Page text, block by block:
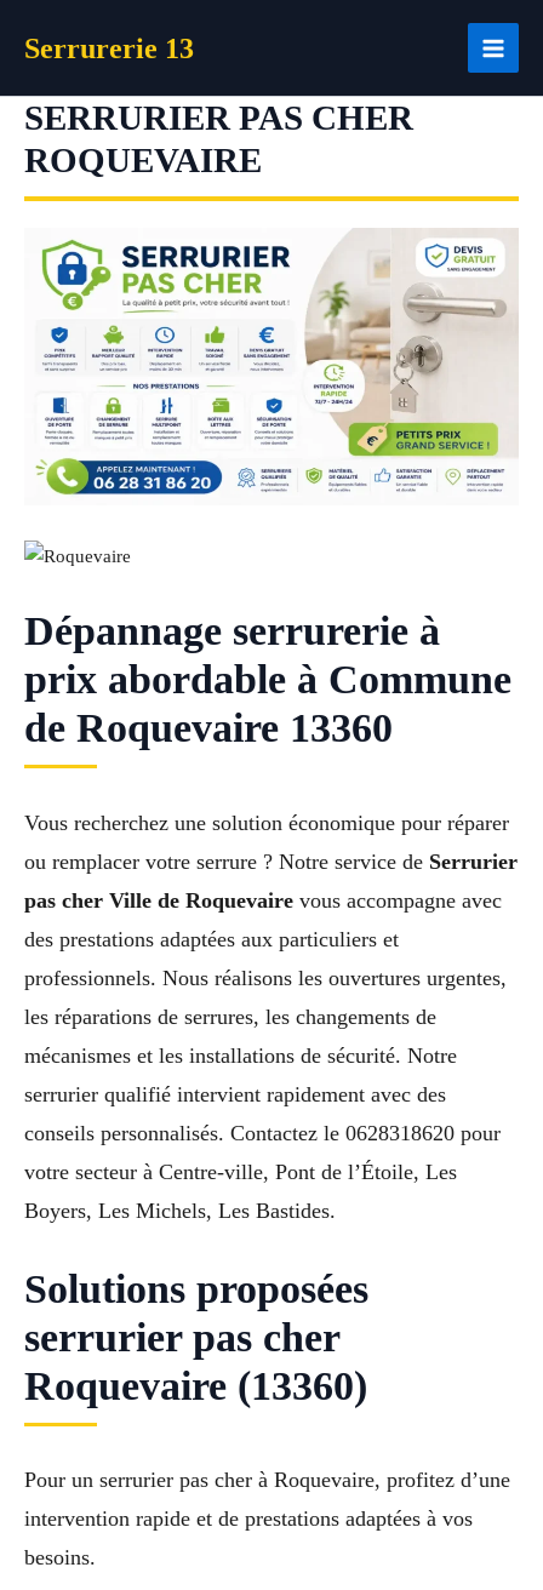
Serrurerie 13
SERRURIER PAS CHER
ROQUEVAIRE
Dépannage serrurerie à
prix abordable à Commune
de Roquevaire 13360
Vous recherchez une solution économique pour réparer
ou remplacer votre serrure ? Notre service de Serrurier
pas cher Ville de Roquevaire vous accompagne avec
des prestations adaptées aux particuliers et
professionnels. Nous réalisons les ouvertures urgentes,
les réparations de serrures, les changements de
mécanismes et les installations de sécurité. Notre
serrurier qualifié intervient rapidement avec des
conseils personnalisés. Contactez le 0628318620 pour
votre secteur à Centre-ville, Pont de l’Étoile, Les
Boyers, Les Michels, Les Bastides.
Solutions proposées
serrurier pas cher
Roquevaire (13360)
Pour un serrurier pas cher à Roquevaire, profitez d’une
intervention rapide et de prestations adaptées à vos
besoins.